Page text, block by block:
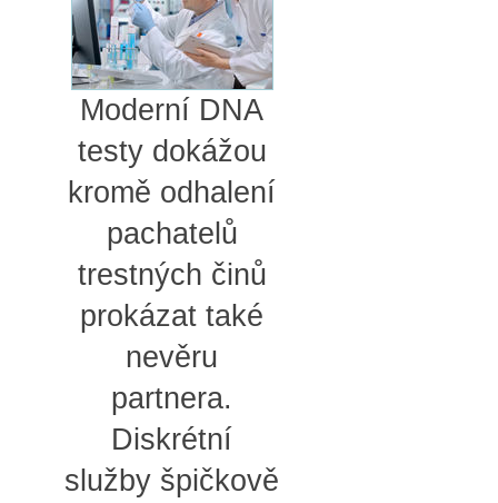
Moderní DNA
testy dokážou
kromě odhalení
pachatelů
trestných činů
prokázat také
nevěru
partnera.
Diskrétní
služby špičkově